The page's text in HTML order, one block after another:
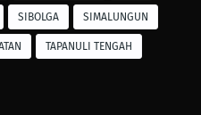
SIBOLGA SIMALUNGUN
TAPANULI TENGAH